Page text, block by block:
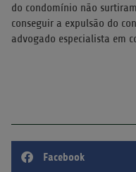
do condomínio não
conseguir a expulsão do
advogado especialista em
Facebook